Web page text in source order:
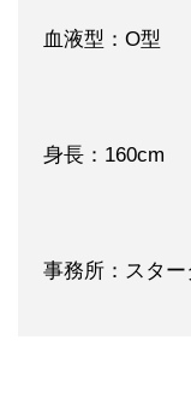
血液型：O型
身長：160cm
事務所：スタ